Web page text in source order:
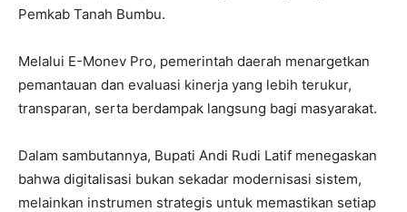
Pemkab Tanah Bumbu.
Melalui E-Monev Pro, pemerintah daerah menargetkan
pemantauan dan evaluasi kinerja yang lebih terukur,
transparan, serta berdampak langsung bagi masyarakat.
Dalam sambutannya, Bupati Andi Rudi Latif menegaskan
bahwa digitalisasi bukan sekadar modernisasi sistem,
melainkan instrumen strategis untuk memastikan setiap